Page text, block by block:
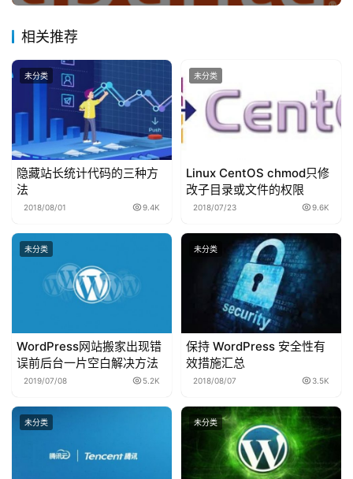
相关推荐
未分类
隐藏站长统计代码的三种方
法
2018/08/01 9.4K
未分类
Linux CentOS chmod只修
改子目录或文件的权限
2018/07/23 9.6K
未分类
WordPress网站搬家出现错
误前后台一片空白解决方法
2019/07/08 5.2K
未分类
保持 WordPress 安全性有
效措施汇总
2018/08/07 3.5K
未分类 未分类